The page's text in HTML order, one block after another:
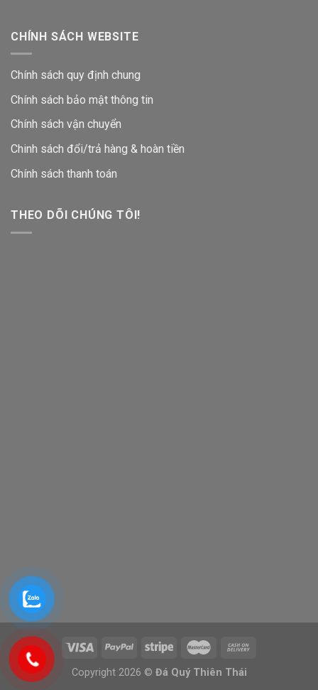
CHÍNH SÁCH WEBSITE
Chính sách quy định chung
Chính sách bảo mật thông tin
Chính sách vận chuyển
Chinh sách đổi/trả hàng & hoàn tiền
Chính sách thanh toán
THEO DÕI CHÚNG TÔI!
Copyright 2026 © Đá Quý Thiên Thái